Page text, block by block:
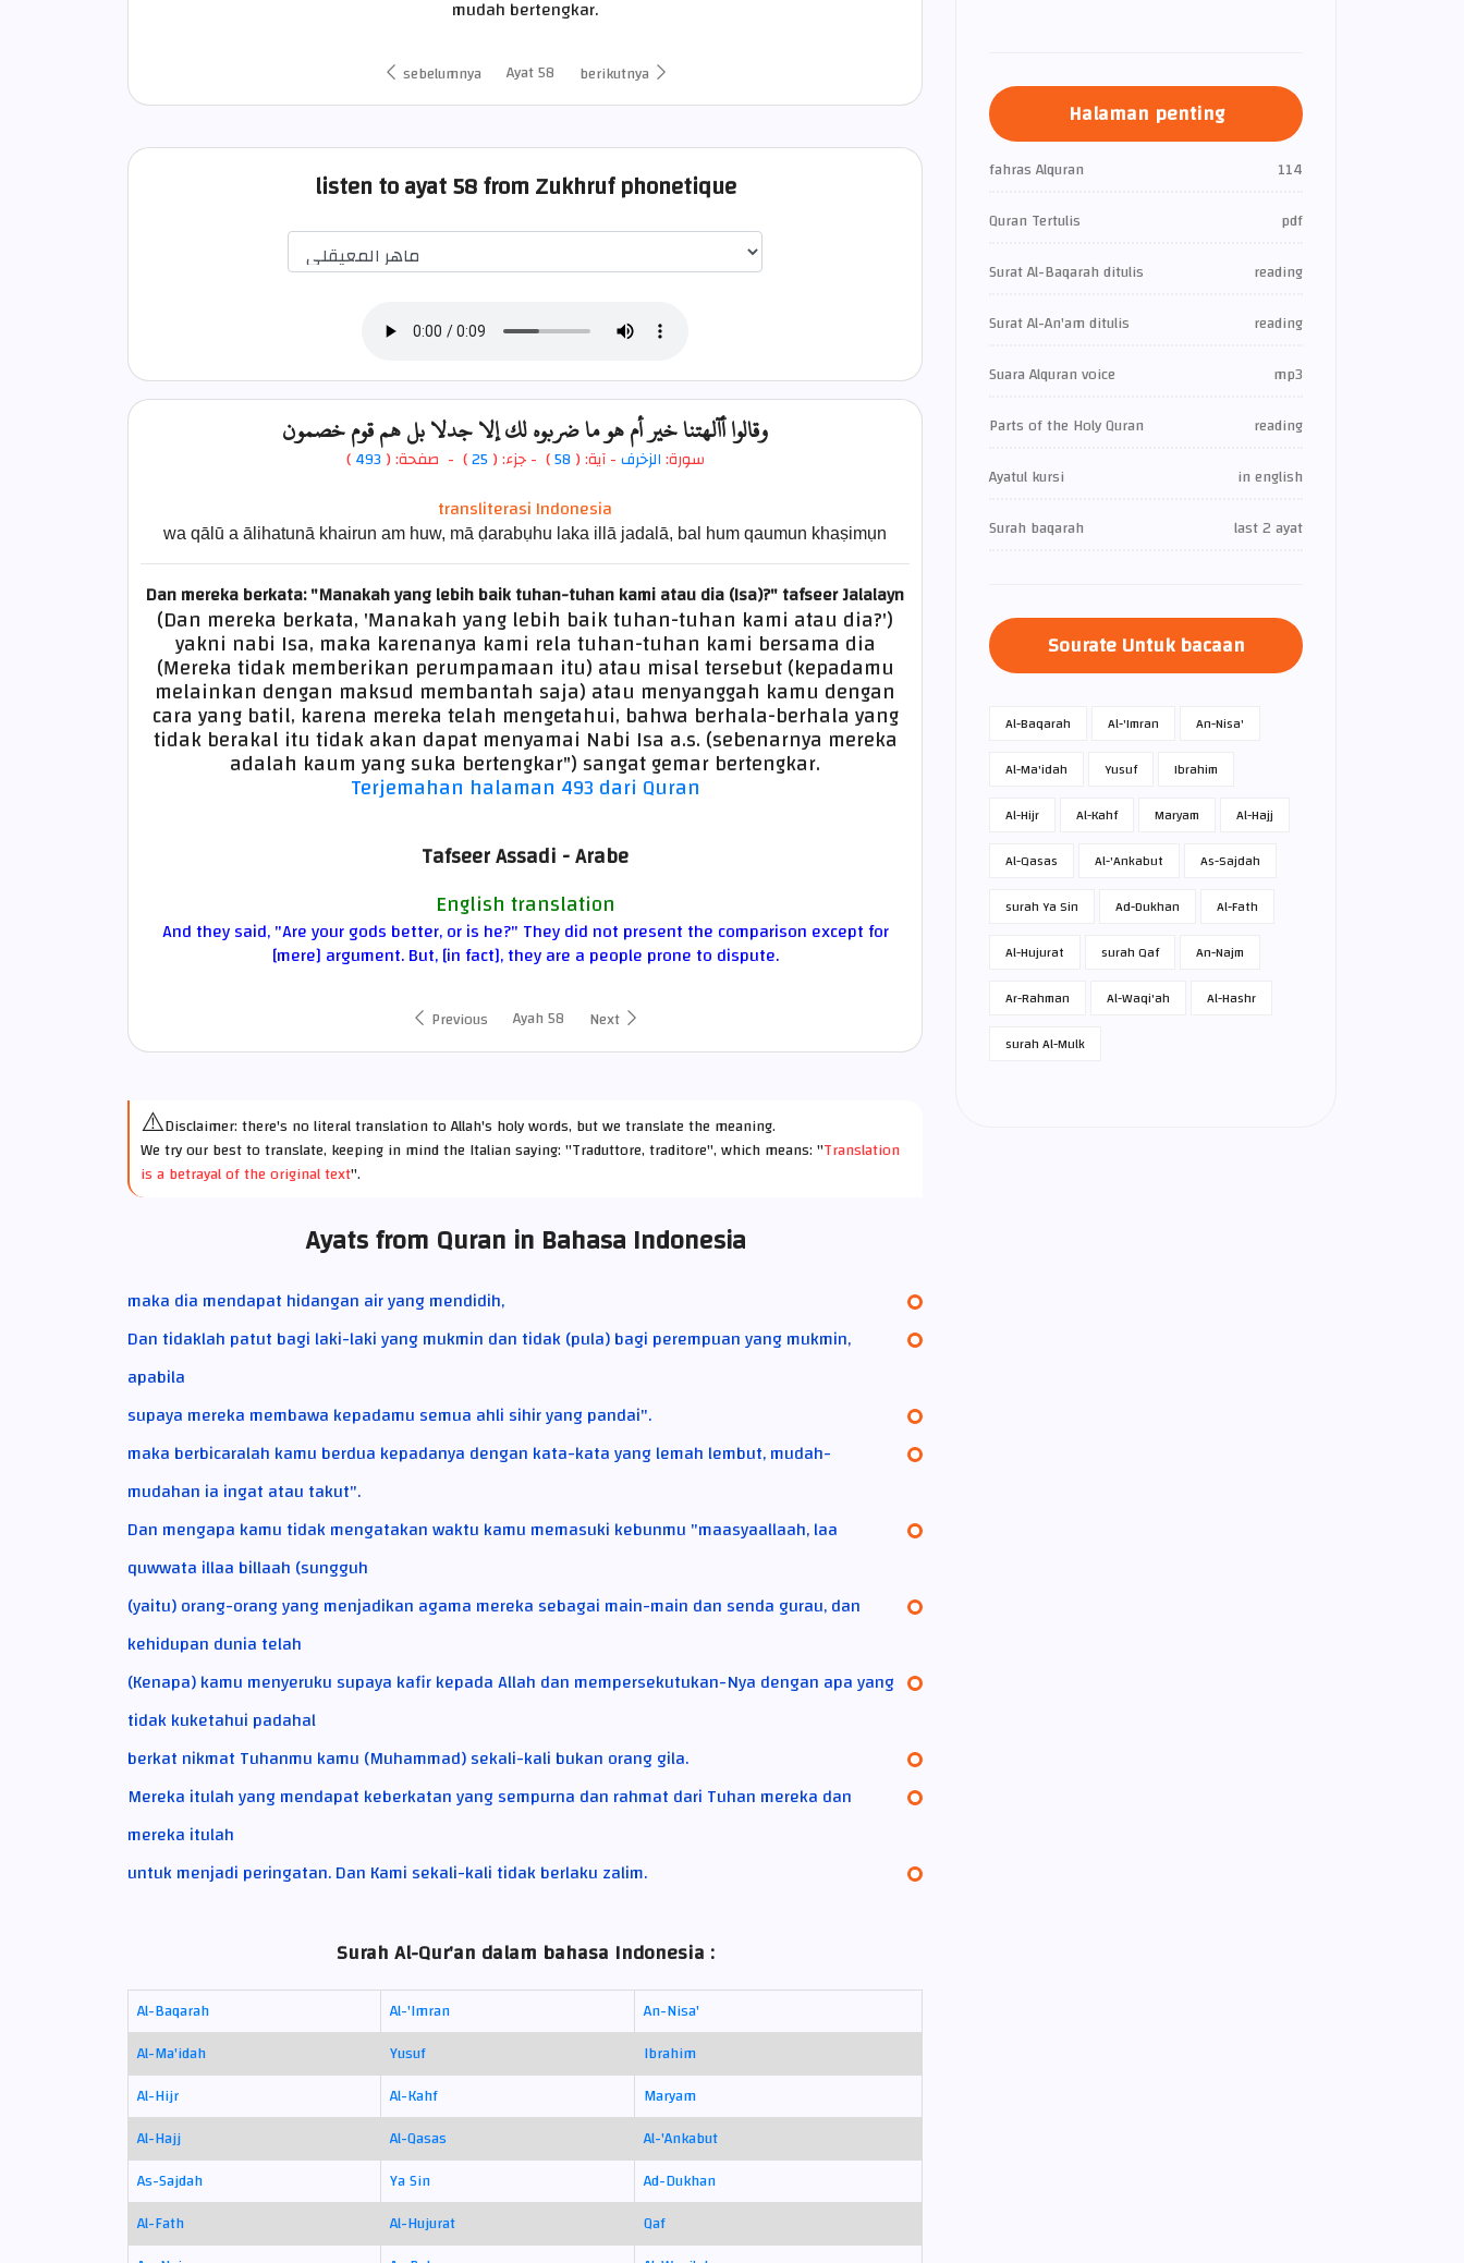
mudah bertengkar.
sebelumnya Ayat 58 berikutnya
listen to ayat 58 from Zukhruf phonetique
اختيار قارئ الآية
وقالوا أآلهتنا خير أم هو ما ضربوه لك إلا جدلا بل هم قوم خصمون
سورة:الزخرف- آية: ( 58
) - جزء: ( 25) - صفحة: (493
)
transliterasi Indonesia
wa qālū a ālihatunā khairun am huw, mā ḍarabụhu laka illā jadalā, bal hum qaumun khaṣimụn
Dan mereka berkata: "Manakah yang lebih baik tuhan-tuhan kami atau dia (Isa)?"tafseer Jalalayn
(Dan mereka berkata, 'Manakah yang lebih baik tuhan-tuhan kami atau dia?')
yakni nabi Isa, maka karenanya kami rela tuhan-tuhan kami bersama dia
(Mereka tidak memberikan perumpamaan itu) atau misal tersebut (kepadamu
melainkan dengan maksud membantah saja) atau menyanggah kamu dengan
cara yang batil, karena mereka telah mengetahui, bahwa berhala-berhala yang
tidak berakal itu tidak akan dapat menyamai Nabi Isa a.s. (sebenarnya mereka
adalah kaum yang suka bertengkar") sangat gemar bertengkar.
Terjemahan halaman 493 dari Quran
Tafseer Assadi - Arabe
English translation
And they said, "Are your gods better, or is he?" They did not present the comparison except for
[mere] argument. But, [in fact], they are a people prone to dispute.
Previous Ayah 58 Next
⚠️Disclaimer: there's no literal translation to Allah's holy words, but we translate the meaning.
We try our best to translate, keeping in mind the Italian saying: "Traduttore, traditore", which means: "Translation
is a betrayal of the original text".
Ayats from Quran in Bahasa Indonesia
maka dia mendapat hidangan air yang mendidih,
Dan tidaklah patut bagi laki-laki yang mukmin dan tidak (pula) bagi perempuan yang mukmin,
apabila
supaya mereka membawa kepadamu semua ahli sihir yang pandai".
maka berbicaralah kamu berdua kepadanya dengan kata-kata yang lemah lembut, mudah-
mudahan ia ingat atau takut".
Dan mengapa kamu tidak mengatakan waktu kamu memasuki kebunmu "maasyaallaah, laa
quwwata illaa billaah (sungguh
(yaitu) orang-orang yang menjadikan agama mereka sebagai main-main dan senda gurau, dan
kehidupan dunia telah
(Kenapa) kamu menyeruku supaya kafir kepada Allah dan mempersekutukan-Nya dengan apa yang
tidak kuketahui padahal
berkat nikmat Tuhanmu kamu (Muhammad) sekali-kali bukan orang gila.
Mereka itulah yang mendapat keberkatan yang sempurna dan rahmat dari Tuhan mereka dan
mereka itulah
untuk menjadi peringatan. Dan Kami sekali-kali tidak berlaku zalim.
Surah Al-Qur'an dalam bahasa Indonesia :
Al-Baqarah Al-'Imran
An-Nisa'
Al-Ma'idah
Yusuf
Ibrahim
Al-Hijr
Al-Kahf
Maryam
Al-Hajj
Al-Qasas
Al-'Ankabut
As-Sajdah
Ya Sin
Ad-Dukhan
Al-Fath
Al-Hujurat
Qaf
Halaman penting
fahras Alquran
114
Quran Tertulis
pdf
Surat Al-Baqarah ditulis
reading
Surat Al-An'am ditulis
reading
Suara Alquran voice
mp3
Parts of the Holy Quran
reading
Ayatul kursi
in english
Surah baqarah
last 2 ayat
Sourate Untuk bacaan
Al-Baqarah Al-'Imran
An-Nisa'
Al-Ma'idah
Yusuf
Ibrahim
Al-Hijr
Al-Kahf Maryam
Al-Hajj
Al-Qasas
Al-'Ankabut
As-Sajdah
surah Ya Sin
Ad-Dukhan
Al-Fath
Al-Hujurat
surah Qaf
An-Najm
Ar-Rahman
Al-Waqi'ah
Al-Hashr
surah Al-Mulk